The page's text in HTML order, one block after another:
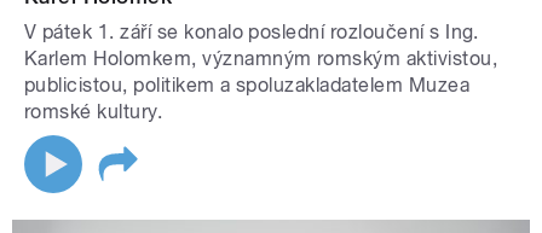
V pátek 1. září se konalo poslední rozloučení s Ing.
Karlem Holomkem, významným romským aktivistou,
publicistou, politikem a spoluzakladatelem Muzea
romské kultury.